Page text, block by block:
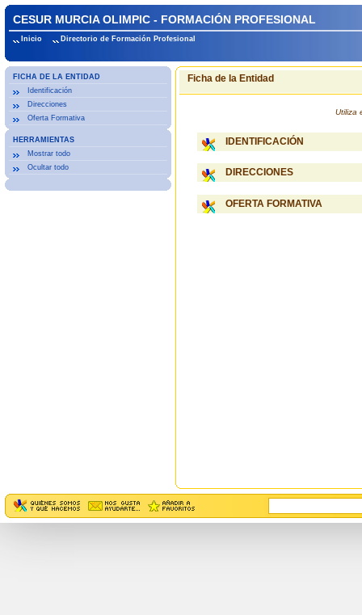
CESUR MURCIA OLIMPIC - FORMACIÓN PROFESIONAL
Inicio Directorio de Formación Profesional
FICHA DE LA ENTIDAD
Identificación
Direcciones
Oferta Formativa
HERRAMIENTAS
Mostrar todo
Ocultar todo
Ficha de la Entidad
Utiliza
IDENTIFICACIÓN
DIRECCIONES
OFERTA FORMATIVA